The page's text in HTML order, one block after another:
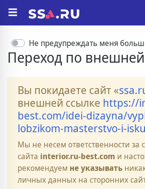
Переход по
Не предупреждать меня
Вы покидаете сайт «
внешней ссылке https://
best.com/idei-dizayna/
lobzikom-masterstvo-i-
Мы не несем ответственности за
сайта interior.ru-best.com и
рекомендуем не указывать
личных данных на сторонних